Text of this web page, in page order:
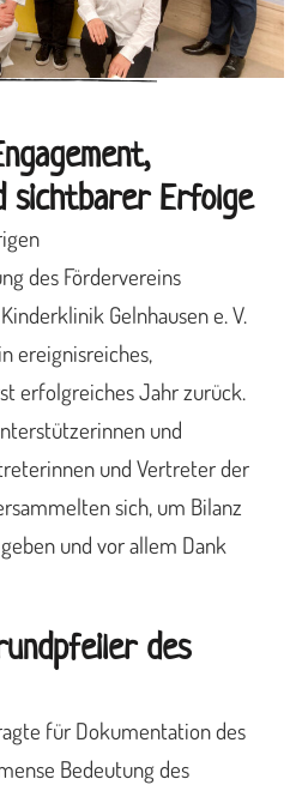
sichtbarer Erfolge
des Fördervereins
Gelnhausen e. V.
ereignisreiches,
erfolgreiches Jahr zurück.
und
und Vertreter der
sich, um Bilanz
und vor allem Dank
des
für Dokumentation des
Bedeutung des